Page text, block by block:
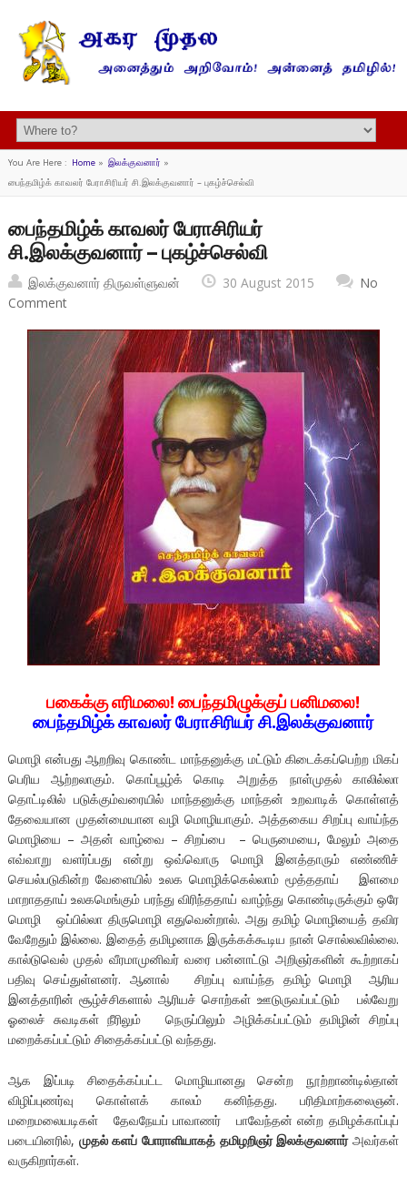
You Are Here : Home» இலக்குவனார் »
பைந்தமிழ்க் காவலர் பேராசிரியர் சி.இலக்குவனார் – புகழ்ச்செல்வி
பைந்தமிழ்க் காவலர் பேராசிரியர்
சி.இலக்குவனார் – புகழ்ச்செல்வி
இலக்குவனார் திருவள்ளுவன் 30 August 2015
No
Comment
பகைக்கு எரிமலை! பைந்தமிழுக்குப் பனிமலை!
பைந்தமிழ்க் காவலர் பேராசிரியர் சி.இலக்குவனார்
மொழி என்பது ஆறறிவு கொண்ட மாந்தனுக்கு மட்டும் கிடைக்கப்பெற்ற மிகப்
பெரிய ஆற்றலாகும். கொப்பூழ்க் கொடி அறுத்த நாள்முதல் காலில்லா
தொட்டிலில் படுக்கும்வரையில் மாந்தனுக்கு மாந்தன் உறவாடிக் கொள்ளத்
தேவையான முதன்மையான வழி மொழியாகும். அத்தகைய சிறப்பு வாய்ந்த
மொழியை – அதன் வாழ்வை – சிறப்பை – பெருமையை, மேலும் அதை
எவ்வாறு வளர்ப்பது என்று ஒவ்வொரு மொழி இனத்தாரும் எண்ணிச்
செயல்படுகின்ற வேளையில் உலக மொழிக்கெல்லாம் மூத்ததாய் இளமை
மாறாததாய் உலகமெங்கும் பரந்து விரிந்ததாய் வாழ்ந்து கொண்டிருக்கும் ஒரே
மொழி ஒப்பில்லா திருமொழி எதுவென்றால். அது தமிழ் மொழியைத் தவிர
வேறேதும் இல்லை. இதைத் தமிழனாக இருக்கக்கூடிய நான் சொல்லவில்லை.
கால்டுவெல் முதல் வீரமாமுனிவர் வரை பன்னாட்டு அறிஞர்களின் கூற்றாகப்
பதிவு செய்துள்ளனர். ஆனால் சிறப்பு வாய்ந்த தமிழ் மொழி ஆரிய
இனத்தாரின் சூழ்ச்சிகளால் ஆரியச் சொற்கள் ஊடுருவப்பட்டும் பல்வேறு
ஓலைச் சுவடிகள் நீரிலும் நெருப்பிலும் அழிக்கப்பட்டும் தமிழின் சிறப்பு
மறைக்கப்பட்டும் சிதைக்கப்பட்டு வந்தது.
ஆக இப்படி சிதைக்கப்பட்ட மொழியானது சென்ற நூற்றாண்டில்தான்
விழிப்புணர்வு கொள்ளக் காலம் கனிந்தது. பரிதிமாற்கலைஞன்.
மறைமலையடிகள் தேவநேயப் பாவாணர் பாவேந்தன் என்ற தமிழக்காப்புப்
படையினரில், முதல் களப் போராளியாகத் தமிழறிஞர் இலக்குவனார்அவர்கள்
வருகிறார்கள்.